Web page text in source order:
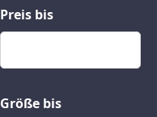
Preis bis
Größe bis